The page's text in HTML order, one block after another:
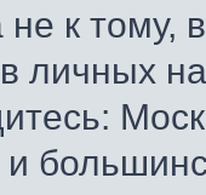
не к тому,
личных